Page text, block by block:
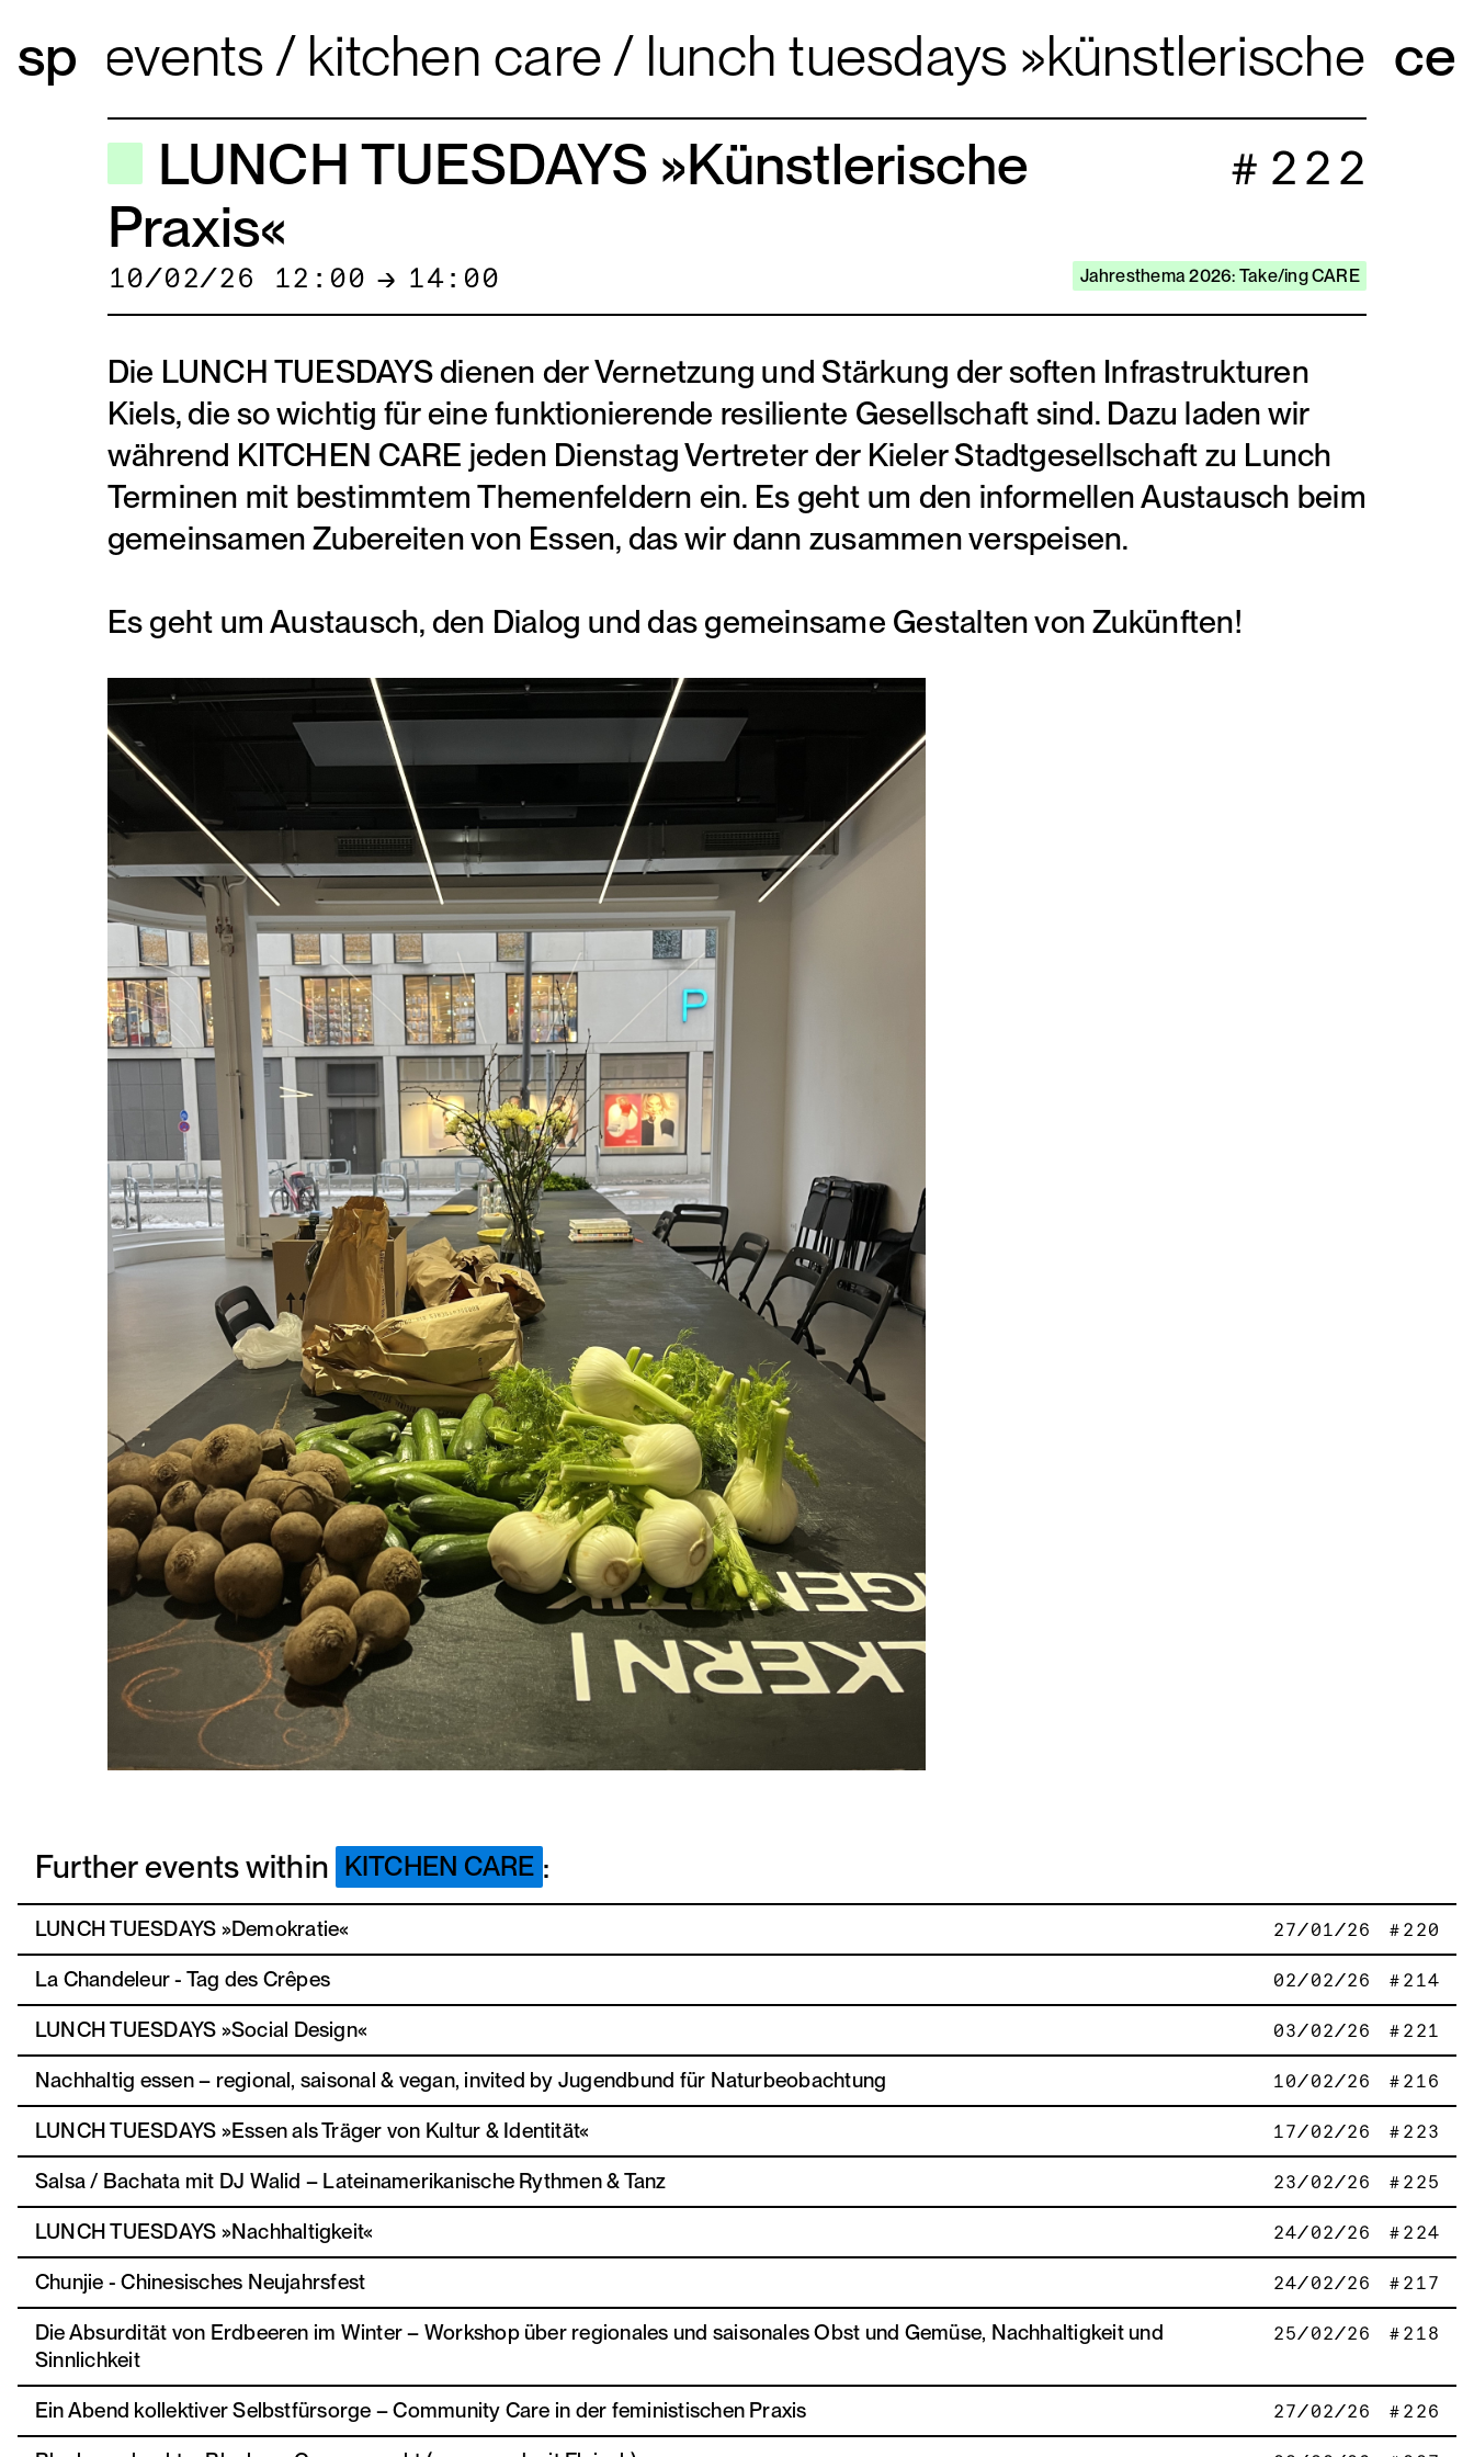
events kitchen care lunch tuesdays »künstlerische
LUNCH TUESDAYS »Künstlerische
Praxis«
222
10/02/26 12:00 → 14:00 Jahresthema 2026: Take/ing CARE
Die LUNCH TUESDAYS dienen der Vernetzung und Stärkung der soften Infrastrukturen
Kiels, die so wichtig für eine funktionierende resiliente Gesellschaft sind. Dazu laden wir
während KITCHEN CARE jeden Dienstag Vertreter der Kieler Stadtgesellschaft zu Lunch
Terminen mit bestimmtem Themenfeldern ein. Es geht um den informellen Austausch beim
gemeinsamen Zubereiten von Essen, das wir dann zusammen verspeisen.
Es geht um Austausch, den Dialog und das gemeinsame Gestalten von Zukünften!
Further events within KITCHEN CARE :
LUNCH TUESDAYS »Demokratie« 27/01/26 220
La Chandeleur - Tag des Crêpes 02/02/26 214
LUNCH TUESDAYS »Social Design« 03/02/26 221
Nachhaltig essen – regional, saisonal & vegan, invited by Jugendbund für Naturbeobachtung 10/02/26 216
LUNCH TUESDAYS »Essen als Träger von Kultur & Identität« 17/02/26 223
Salsa / Bachata mit DJ Walid – Lateinamerikanische Rythmen & Tanz 23/02/26 225
LUNCH TUESDAYS »Nachhaltigkeit« 24/02/26 224
Chunjie - Chinesisches Neujahrsfest 24/02/26 217
Die Absurdität von Erdbeeren im Winter – Workshop über regionales und saisonales Obst und Gemüse, Nachhaltigkeit und
Sinnlichkeit
25/02/26 218
Ein Abend kollektiver Selbstfürsorge – Community Care in der feministischen Praxis 27/02/26 226